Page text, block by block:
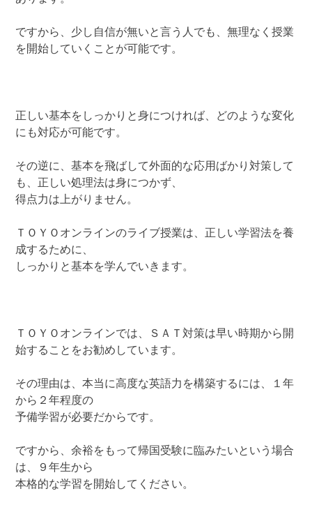
ですから、少し自信が無いと言う人でも、無理なく授業
を開始していくことが可能です。
正しい基本をしっかりと身につければ、どのような変化
にも対応が可能です。
その逆に、基本を飛ばして外面的な応用ばかり対策して
も、正しい処理法は身につかず、
得点力は上がりません。
ＴＯＹＯオンラインのライブ授業は、正しい学習法を養
成するために、
しっかりと基本を学んでいきます。
ＴＯＹＯオンラインでは、ＳＡＴ対策は早い時期から開
始することをお勧めしています。
その理由は、本当に高度な英語力を構築するには、１年
から２年程度の
予備学習が必要だからです。
ですから、余裕をもって帰国受験に臨みたいという場合
は、９年生から
本格的な学習を開始してください。